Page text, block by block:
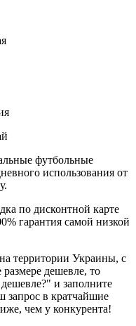
футбольные
использования от
по дисконтной карте
гарантия самой низкой
территории Украины, с
дешевле, то
и заполните
в кратчайшие
чем у конкурента!